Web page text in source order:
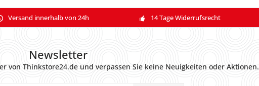
Versand innerhalb von 24h 14 Tage Widerrufsrecht
Newsletter
von Thinkstore24.de und verpassen Sie keine Neuigkeiten oder Aktionen.